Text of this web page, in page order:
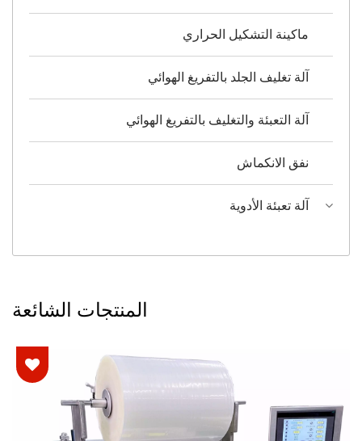
ماكينة التشكيل الحراري
آلة تغليف الجلد بالتفريغ الهوائي
آلة التعبئة والتغليف بالتفريغ الهوائي
نفق الانكماش
آلة تعبئة الأدوية
المنتجات الشائعة